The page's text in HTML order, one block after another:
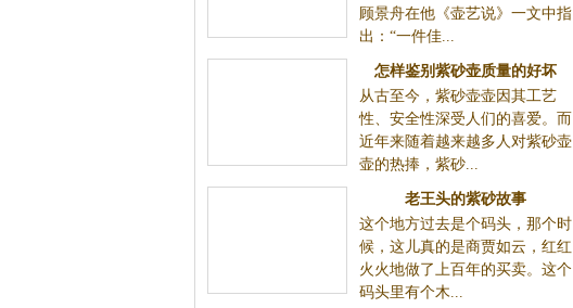
顾景舟在他《壶艺说》一文中指
出：“一件佳...
怎样鉴别紫砂壶质量的好坏
从古至今，紫砂壶壶因其工艺
性、安全性深受人们的喜爱。而
近年来随着越来越多人对紫砂壶
壶的热捧，紫砂...
老王头的紫砂故事
这个地方过去是个码头，那个时
候，这儿真的是商贾如云，红红
火火地做了上百年的买卖。这个
码头里有个木...